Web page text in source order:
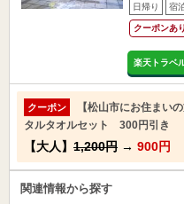
日帰り 宿
クーポンあり
楽天トラベ
クーポン
【松山市にお住まい
タルタオルセット 300円引き
【大人】 1,200円 → 900円
関連情報から探す